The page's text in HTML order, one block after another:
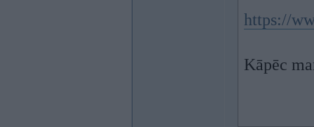
https://
Kāpēc